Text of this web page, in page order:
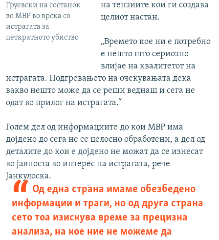
Груевски на состанок
во МВР во врска со
истрагата за
петкратното убиство
на тензиите кои ги создава
целиот настан.
„Времето кое ни е потребно
е нешто што сериозно
влијае на квалитетот на
истрагата. Подгревањето на очекувањата дека
вакво нешто може да се реши веднаш и сега не
одат во прилог на истрагата.“
Голем дел од информациите до кои МВР има
дојдено до сега не се целосно обработени, а дел од
деталите до кои е дојдено не можат да се изнесат
во јавноста во интерес на истрагата, рече
Јанкулоска.
Од една страна имаме обезбедено
информации и траги, но од друга страна
сето тоа изискува време за прецизна
анализа, на кое ние не можеме да